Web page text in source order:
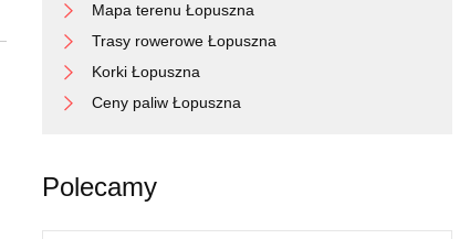
Mapa terenu Łopuszna
Trasy rowerowe Łopuszna
Korki Łopuszna
Ceny paliw Łopuszna
Polecamy